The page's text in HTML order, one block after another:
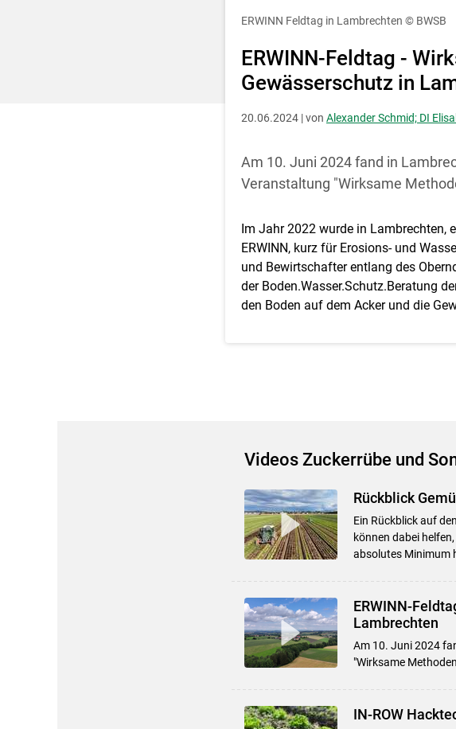
ERWINN Feldtag in Lambrechten © BWSB
ERWINN-Feldtag -
Gewässerschutz in
20.06.2024 | von Alexander Schmid; DI
Am 10. Juni 2024 fand in
Veranstaltung "Wirksame
Im Jahr 2022 wurde in Lambrechten,
ERWINN, kurz für Erosions- und
und Bewirtschafter entlang des
der Boden.Wasser.Schutz.Beratung
den Boden auf dem Acker und die
Videos Zuckerrübe und
Rückblick
Ein Rückblick auf
können dabei
absolutes Minimum
ERWINN-
Lambrechten
Am 10. Juni 2024
"Wirksame
IN-ROW